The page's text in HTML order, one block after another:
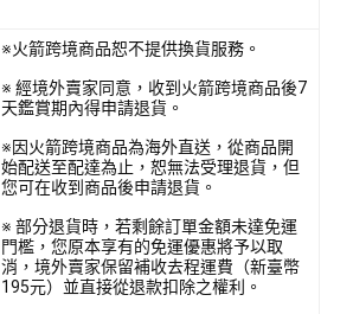
※火箭跨境商品恕不提供換貨服務。
※ 經境外賣家同意，收到火箭跨境商品後7
天鑑賞期內得申請退貨。
※因火箭跨境商品為海外直送，從商品開
始配送至配達為止，恕無法受理退貨，但
您可在收到商品後申請退貨。
※ 部分退貨時，若剩餘訂單金額未達免運
門檻，您原本享有的免運優惠將予以取
消，境外賣家保留補收去程運費（新臺幣
195元）並直接從退款扣除之權利。